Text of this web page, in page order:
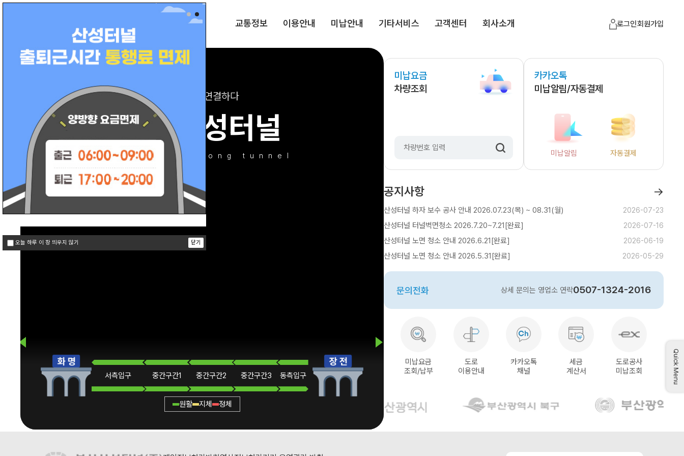
교통정보 이용안내 미납안내 기타서비스 고객센터 회사소개 로그인회원가입
오늘 하루 이 창 띄우지 않기 닫기
서를 연결하다
부산산성터널
busan sanseong tunnel
서측입구 중간구간1 중간구간2 중간구간3 동측입구
원활 지체 정체
미납요금
차량조회
카카오톡
미납알림/자동결제
미납알림 자동결제
공지사항 →
산성터널 하자 보수 공사 안내 2026.07.23(목) ~ 08.31(월) 2026-07-23
산성터널 터널벽면청소 2026.7.20~7.21[완료] 2026-07-16
산성터널 노면 청소 안내 2026.6.21[완료] 2026-06-19
산성터널 노면 청소 안내 2026.5.31[완료] 2026-05-29
문의전화 상세 문의는 영업소 연락0507-1324-2016
미납요금
조회/납부
도로
이용안내
카카오톡
채널
세금
계산서
도로공사
미납조회
Quick Menu